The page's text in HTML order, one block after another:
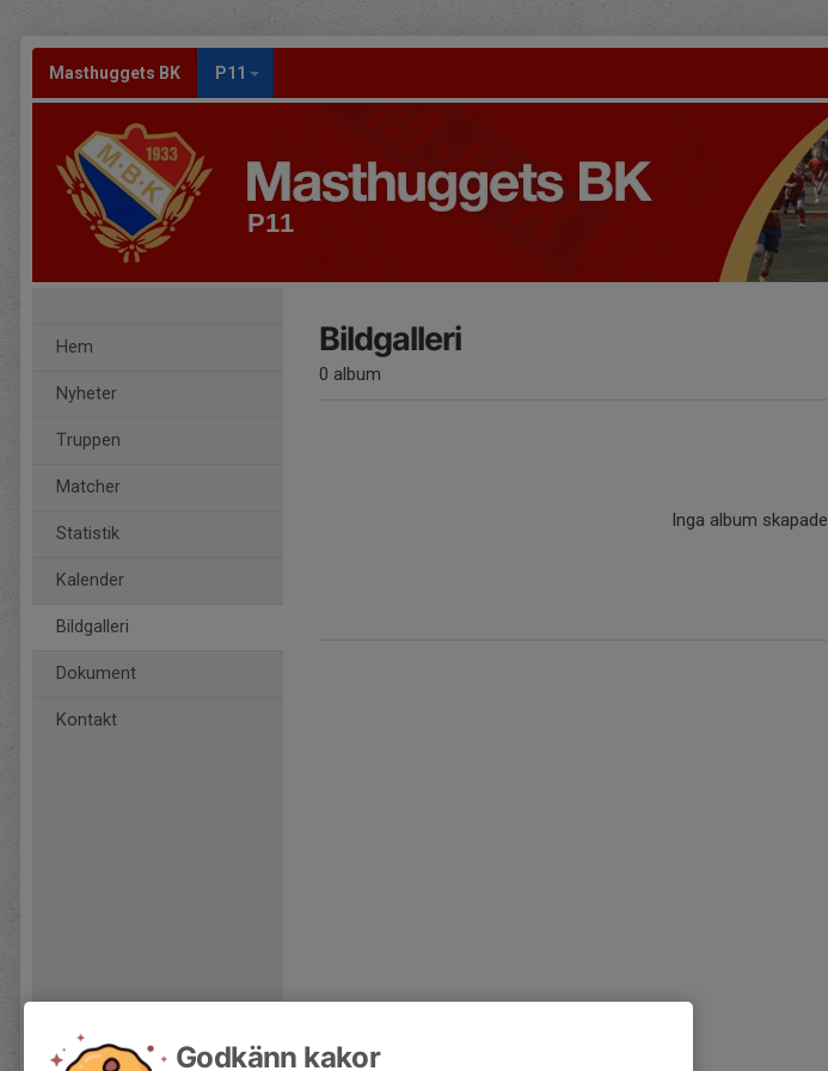
Masthuggets BK P11
P11
Hem
Nyheter
Truppen
Matcher
Statistik
Kalender
Bildgalleri
Dokument
Kontakt
Bildgalleri
0 album
Inga album skapade
Godkänn kakor